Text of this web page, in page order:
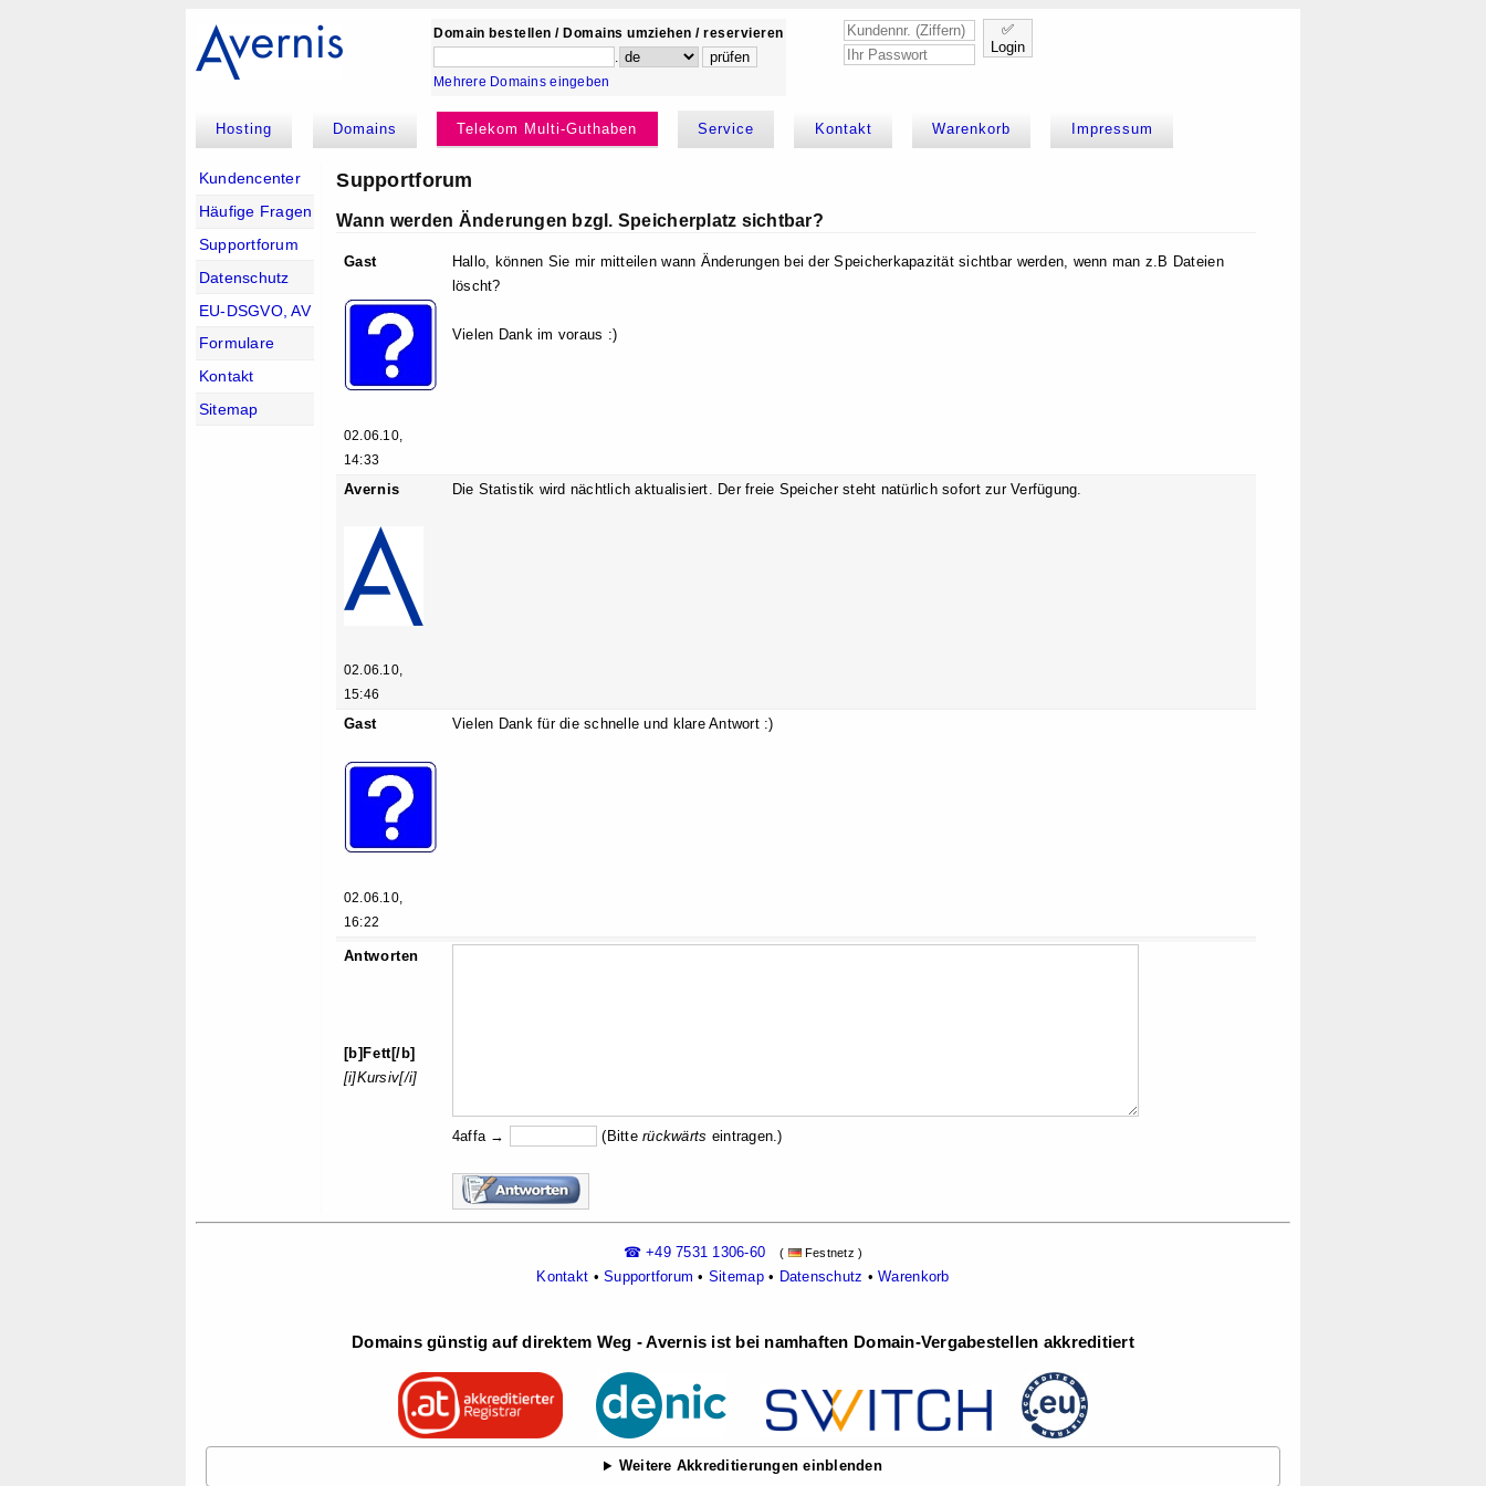
Domain bestellen / Domains umziehen / reservieren
.
Mehrere Domains eingeben
✅
Login
Hosting Domains Telekom Multi-Guthaben Service Kontakt Warenkorb Impressum
Kundencenter
Häufige Fragen
Supportforum
Datenschutz
EU-DSGVO, AV
Formulare
Kontakt
Sitemap
Supportforum
Wann werden Änderungen bzgl. Speicherplatz sichtbar?
Gast
02.06.10,
14:33
Hallo, können Sie mir mitteilen wann Änderungen bei der Speicherkapazität sichtbar werden, wenn man z.B Dateien
löscht?
Vielen Dank im voraus :)
Avernis
02.06.10,
15:46
Die Statistik wird nächtlich aktualisiert. Der freie Speicher steht natürlich sofort zur Verfügung.
Gast
02.06.10,
16:22
Vielen Dank für die schnelle und klare Antwort :)
Antworten
[b]Fett[/b]
[i]Kursiv[/i]
4affa → (Bitterückwärts eintragen.)
☎ +49 7531 1306-60 ( Festnetz )
Kontakt •Supportforum • Sitemap• Datenschutz •Warenkorb
Domains günstig auf direktem Weg - Avernis ist bei namhaften Domain-Vergabestellen akkreditiert
Weitere Akkreditierungen einblenden